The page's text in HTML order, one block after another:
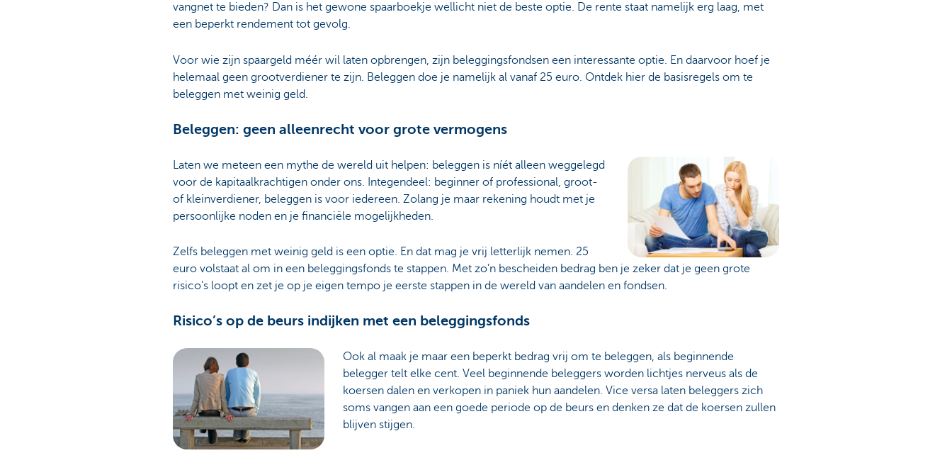
vangnet te bieden? Dan is het gewone spaarboekje wellicht niet de beste optie. De rente staat namelijk erg laag, met
een beperkt rendement tot gevolg.
Voor wie zijn spaargeld méér wil laten opbrengen, zijn beleggingsfondsen een interessante optie. En daarvoor hoef je
helemaal geen grootverdiener te zijn. Beleggen doe je namelijk al vanaf 25 euro. Ontdek hier de basisregels om te
beleggen met weinig geld.
Beleggen: geen alleenrecht voor grote vermogens
Laten we meteen een mythe de wereld uit helpen: beleggen is níét alleen weggelegd
voor de kapitaalkrachtigen onder ons. Integendeel: beginner of professional, groot-
of kleinverdiener, beleggen is voor iedereen. Zolang je maar rekening houdt met je
persoonlijke noden en je financiële mogelijkheden.
Zelfs beleggen met weinig geld is een optie. En dat mag je vrij letterlijk nemen. 25
euro volstaat al om in een beleggingsfonds te stappen. Met zo’n bescheiden bedrag ben je zeker dat je geen grote
risico’s loopt en zet je op je eigen tempo je eerste stappen in de wereld van aandelen en fondsen.
Risico’s op de beurs indijken met een beleggingsfonds
Ook al maak je maar een beperkt bedrag vrij om te beleggen, als beginnende
belegger telt elke cent. Veel beginnende beleggers worden lichtjes nerveus als de
koersen dalen en verkopen in paniek hun aandelen. Vice versa laten beleggers zich
soms vangen aan een goede periode op de beurs en denken ze dat de koersen zullen
blijven stijgen.